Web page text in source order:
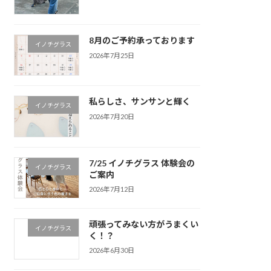
イノチグラス 8月のご予約承っております
2026年7月25日
イノチグラス 私らしさ、サンサンと輝く
2026年7月20日
イノチグラス
7/25 イノチグラス 体験会の
ご案内
2026年7月12日
イノチグラス
頑張ってみない方がうまくい
く！？
2026年6月30日